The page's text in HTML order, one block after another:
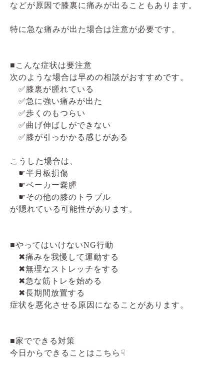
などが原因で膝裏に痛みが出ることもあります。
特に急な痛みが出た場合は注意が必要です。
■こんな症状は要注意
次のような場合は早めの相談がおすすめです。
✅膝裏が腫れている
✅急に強い痛みが出た
✅歩くのもつらい
✅曲げ伸ばしができない
✅膝が引っかかる感じがある
こうした場合は、
☛半月板損傷
☛ベーカー嚢腫
☛その他の膝のトラブル
が隠れている可能性があります。
■やってはいけないNG行動
✖痛みを我慢して運動する
✖無理なストレッチをする
✖急な筋トレを始める
✖長期間放置する
症状を悪化させる原因になることがあります。
■家でできる対策
今日からできることはこちら☟